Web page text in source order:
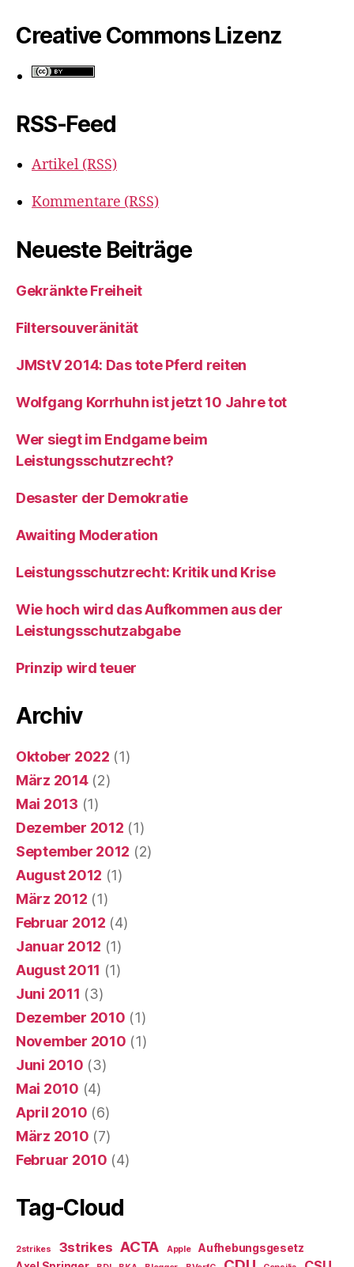
Creative Commons Lizenz
RSS-Feed
Artikel (RSS)
Kommentare (RSS)
Neueste Beiträge
Gekränkte Freiheit
Filtersouveränität
JMStV 2014: Das tote Pferd reiten
Wolfgang Korrhuhn ist jetzt 10 Jahre tot
Wer siegt im Endgame beim
Leistungsschutzrecht?
Desaster der Demokratie
Awaiting Moderation
Leistungsschutzrecht: Kritik und Krise
Wie hoch wird das Aufkommen aus der
Leistungsschutzabgabe
Prinzip wird teuer
Archiv
Oktober 2022 (1)
März 2014(2)
Mai 2013 (1)
Dezember 2012 (1)
September 2012 (2)
August 2012 (1)
März 2012 (1)
Februar 2012 (4)
Januar 2012 (1)
August 2011 (1)
Juni 2011 (3)
Dezember 2010 (1)
November 2010 (1)
Juni 2010 (3)
Mai 2010 (4)
April 2010 (6)
März 2010 (7)
Februar 2010 (4)
Tag-Cloud
2strikes 3strikes ACTA Apple
Aufhebungsgesetz